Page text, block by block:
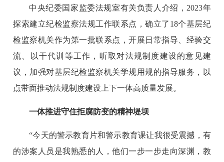
中央纪委国家监委法规室有关负责人介绍，2023年
探索建立纪检监察法规工作联系点，确立了18个基层纪
检监察机关作为第一批联系点，开展日常指导、经验交
流、以干代训等工作，听取对法规制度建设的意见建
议，加强对基层纪检监察机关学规用规的指导服务，以
点带面推动法规制度建设上下一体高质量发展。
一体推进守住拒腐防变的精神堤坝
“今天的警示教育片和警示教育课让我很受震撼，有
的涉案人员是我熟悉的人，他们一步一步走向深渊，教